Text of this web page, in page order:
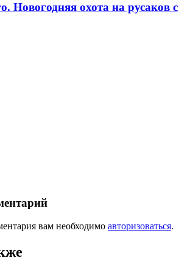
Новогодняя охота на русаков с
вам необходимо авторизоваться.